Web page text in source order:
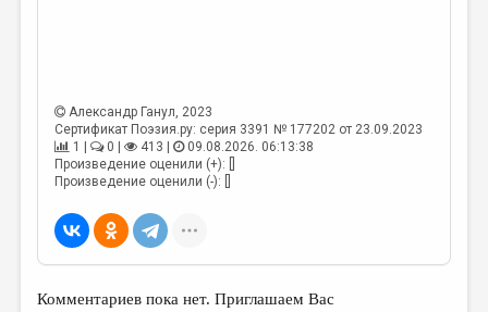
КОЛОНКА РЕДАКТОРА
РЕДКОЛЛЕГИЯ
ОТ РЕДАКЦИИ
МАЛАЯ ПРОЗА
ЭССЕИСТИКА
ЛИТЕРАТУРОВЕДЕНИЕ
Александр Ганул, 2023
Сертификат Поэзия.ру: серия 3391 № 177202 от 23.09.2023
1 |
0 | 413 |
09.08.2026. 06:13:38
Произведение оценили (+): []
Произведение оценили (-): []
Комментариев пока нет. Приглашаем Вас